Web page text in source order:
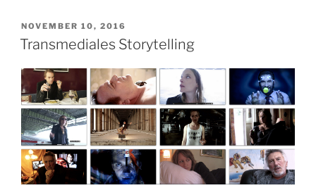
VERÖFFENTLICHT
AM
NOVEMBER 10, 2016
Transmediales Storytelling